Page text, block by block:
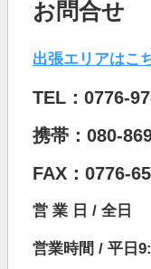
お問合せ
出張エリアはこ
TEL：0776-
携帯：080-
FAX：0776-
営 業 日 / 全日
営業時間 / 平日